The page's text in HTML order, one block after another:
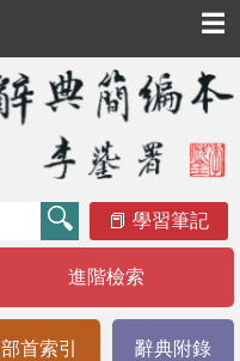
☰
學習筆記
進階檢索
部首索引 辭典附錄